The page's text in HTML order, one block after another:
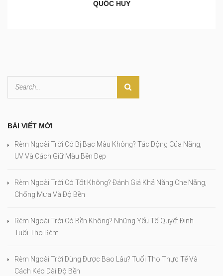
QUỐC HUY
BÀI VIẾT MỚI
Rèm Ngoài Trời Có Bị Bạc Màu Không? Tác Động Của Nắng,
UV Và Cách Giữ Màu Bền Đẹp
Rèm Ngoài Trời Có Tốt Không? Đánh Giá Khả Năng Che Nắng,
Chống Mưa Và Độ Bền
Rèm Ngoài Trời Có Bền Không? Những Yếu Tố Quyết Định
Tuổi Thọ Rèm
Rèm Ngoài Trời Dùng Được Bao Lâu? Tuổi Thọ Thực Tế Và
Cách Kéo Dài Độ Bền